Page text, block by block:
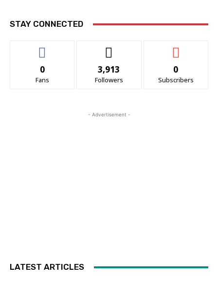
STAY CONNECTED
0
Fans
3,913
Followers
0
Subscribers
- Advertisement -
LATEST ARTICLES